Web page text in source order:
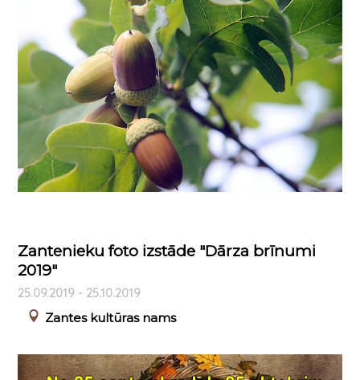
Zantenieku foto izstāde "Dārza brīnumi
2019"
25.09.2019 - 25.10.2019
Zantes kultūras nams